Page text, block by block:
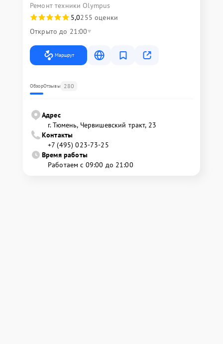
Ремонт техники Olympus
5,0255 оценки
Открыто до 21:00
Маршрут
ОбзорОтзывы 280
Адрес
г. Тюмень, ​Червишевский тракт, 23
Контакты
+7 (495) 023-73-25
Время работы
Работаем с 09:00 до 21:00